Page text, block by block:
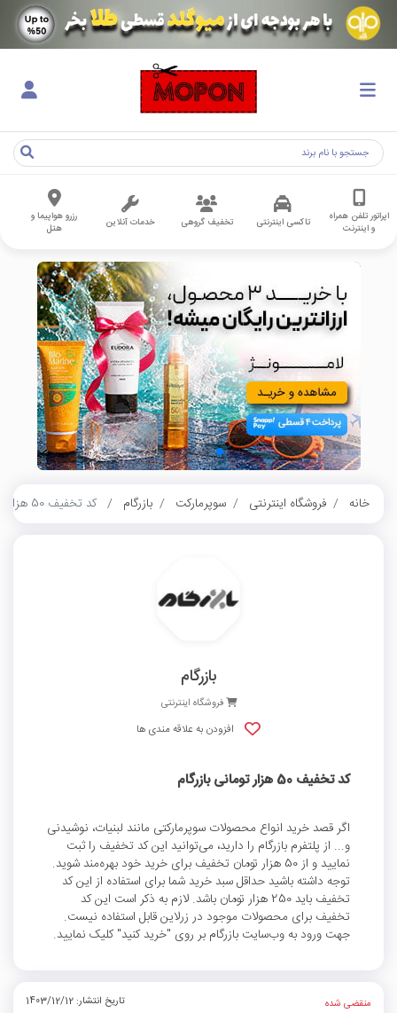
اپراتور تلفن همراه
و اینترنت
تاکسی اینترنتی تخفیف گروهی خدمات آنلاین
رزرو هواپیما و
هتل
خانه فروشگاه اینترنتی سوپرمارکت بازرگام کد تخفیف 50 هزار تومانی بازرگام
بازرگام
فروشگاه اینترنتی
افزودن به علاقه مندی ها
کد تخفیف 50 هزار تومانی بازرگام
اگر قصد خرید انواع محصولات سوپرمارکتی مانند لبنیات، نوشیدنی
و... از پلتفرم بازرگام را دارید، می‌توانید این کد تخفیف را ثبت
نمایید و از 50 هزار تومان تخفیف برای خرید خود بهره‌مند شوید.
توجه داشته باشید حداقل سبد خرید شما برای استفاده از این کد
تخفیف باید 250 هزار تومان باشد. لازم به ذکر است این کد
تخفیف برای محصولات موجود در زرلاین قابل استفاده نیست.
جهت ورود به وب‌سایت بازرگام بر روی "خرید کنید" کلیک نمایید.
منقضی شده تاریخ انتشار: 1403/12/12